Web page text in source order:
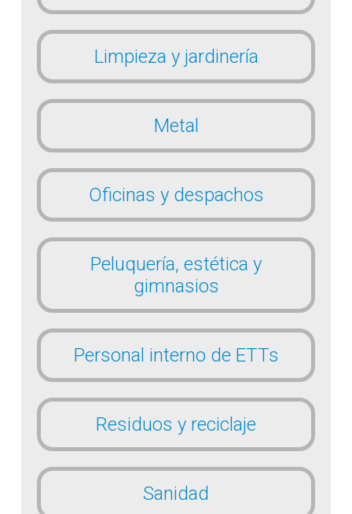
Limpieza y jardinería
Metal
Oficinas y despachos
Peluquería, estética y
gimnasios
Personal interno de ETTs
Residuos y reciclaje
Sanidad